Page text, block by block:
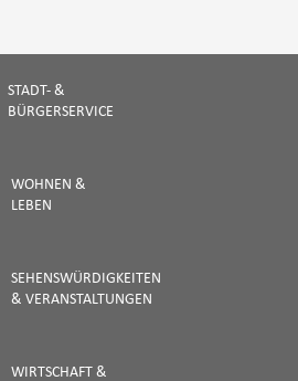
STADT- &
BÜRGERSERVICE
WOHNEN &
LEBEN
SEHENSWÜRDIGKEITEN
& VERANSTALTUNGEN
WIRTSCHAFT &